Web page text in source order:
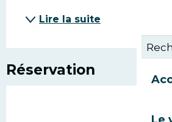
Lire la suite
Réservation